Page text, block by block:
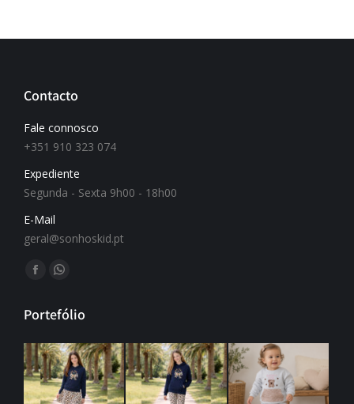
Contacto
Fale connosco
+351 910 323 074
Expediente
Segunda - Sexta 9h00 - 18h00
E-Mail
geral@sonhoskid.pt
Find us on:
Portefólio